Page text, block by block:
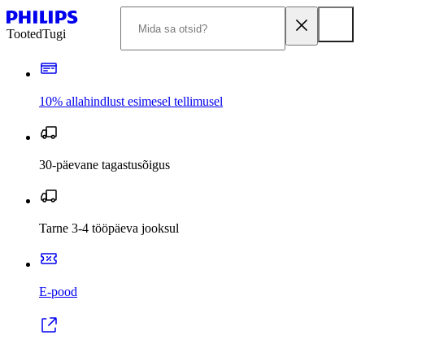
TootedTugi
10% allahindlust esimesel tellimusel
30-päevane tagastusõigus
Tarne 3-4 tööpäeva jooksul
E-pood